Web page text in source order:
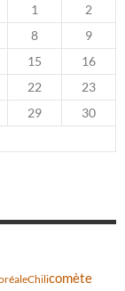
1
2
8
9
15
16
22
23
29
30
Chilicomète